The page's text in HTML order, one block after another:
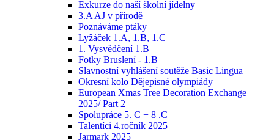
Exkurze do naší školní jídelny
3.A AJ v přírodě
Poznáváme ptáky
Lyžáček 1.A, 1.B, 1.C
1. Vysvědčení 1.B
Fotky Bruslení - 1.B
Slavnostní vyhlášení soutěže Basic Lingua
Okresní kolo Dějepisné olympiády
European Xmas Tree Decoration Exchange
2025/ Part 2
Spolupráce 5. C + 8 .C
Talentíci 4.ročník 2025
Jarmark 2025